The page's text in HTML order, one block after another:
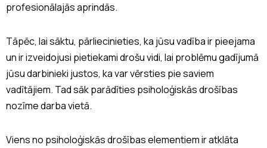
profesionālajās aprindās.
Tāpēc, lai sāktu, pārliecinieties, ka jūsu vadība ir pieejama
un ir izveidojusi pietiekami drošu vidi, lai problēmu gadījumā
jūsu darbinieki justos, ka var vērsties pie saviem
vadītājiem. Tad sāk parādīties psiholoģiskās drošības
nozīme darba vietā.
Viens no psiholoģiskās drošības elementiem ir atklāta